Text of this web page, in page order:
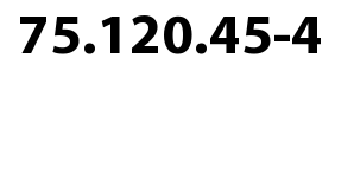
75.120.45-4